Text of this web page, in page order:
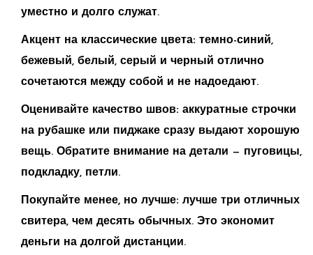
уместно и долго служат.
Акцент на классические цвета: темно-синий,
бежевый, белый, серый и черный отлично
сочетаются между собой и не надоедают.
Оценивайте качество швов: аккуратные строчки
на рубашке или пиджаке сразу выдают хорошую
вещь. Обратите внимание на детали — пуговицы,
подкладку, петли.
Покупайте менее, но лучше: лучше три отличных
свитера, чем десять обычных. Это экономит
деньги на долгой дистанции.